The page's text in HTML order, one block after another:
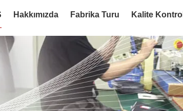
Hakkımızda Fabrika Turu Kalite Kontrol